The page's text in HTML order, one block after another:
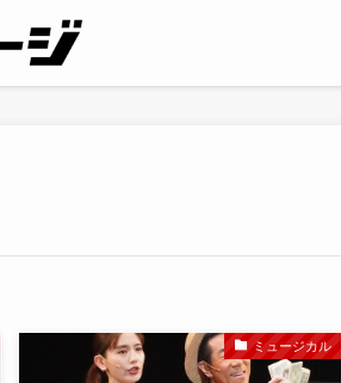
ミュージカル